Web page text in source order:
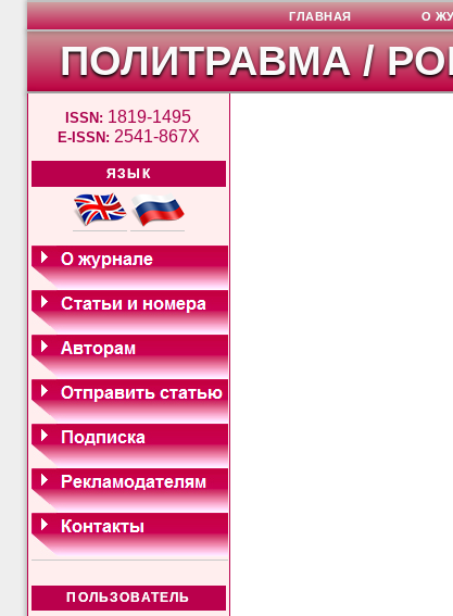
ПОЛИТРАВМА /
ISSN: 1819-1495
E-ISSN: 2541-867X
ЯЗЫК
ПОЛЬЗОВАТЕЛЬ
ГЛАВНАЯ О